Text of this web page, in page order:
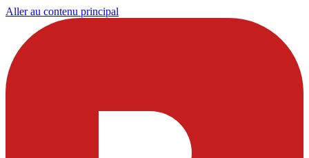
Aller au contenu principal